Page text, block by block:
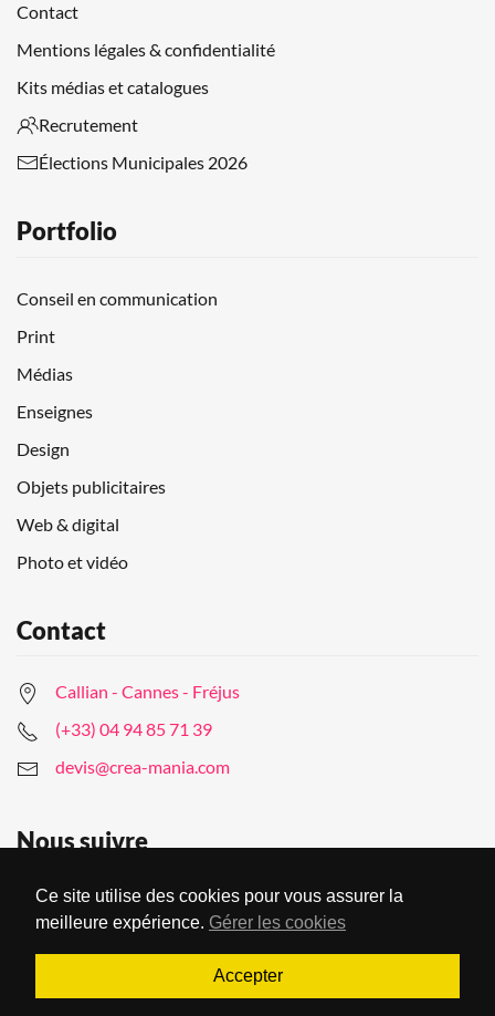
Contact
Mentions légales & confidentialité
Kits médias et catalogues
Recrutement
Élections Municipales 2026
Portfolio
Conseil en communication
Print
Médias
Enseignes
Design
Objets publicitaires
Web & digital
Photo et vidéo
Contact
Callian - Cannes - Fréjus
(+33) 04 94 85 71 39
devis@crea-mania.com
Nous suivre
© Creamania Communication 2022
Ce site utilise des cookies pour vous assurer la
meilleure expérience. Gérer les cookies
Accepter